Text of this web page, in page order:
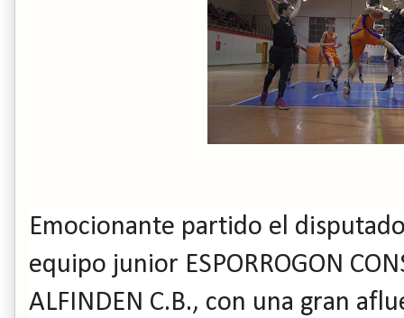
Emocionante partido el
equipo junior ESPORROGON
ALFINDEN C.B., con una gran